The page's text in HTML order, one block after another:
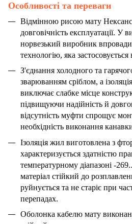
Особливості та переваги
Відмінною рисою мату Нексанс
довговічність експлуатації. У
норвезький виробник
технологію, яка
З'єднання холодного та
зварюванням сріблом, а
виключає слабке місце
підвищуючи надійність й
відсутність муфти спрощує
необхідність виконання
Ізоляція жил виготовлена з
характеризується здатністю
температурному діапазоні -
матеріал стійкий до
руйнується та не старіє при
перепадах.
Оболонка кабелю мату